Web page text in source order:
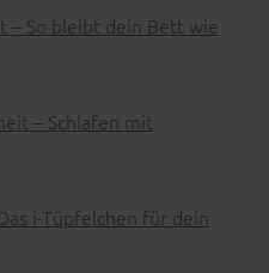
– So bleibt dein Bett wie
– Schlafen mit
i-Tüpfelchen für dein